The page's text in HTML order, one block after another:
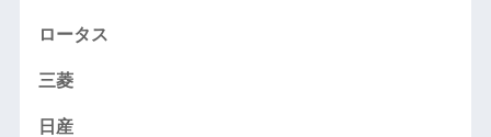
ロータス
三菱
日産